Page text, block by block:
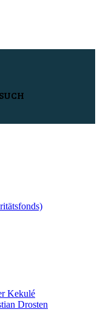
Kekulé
Drosten